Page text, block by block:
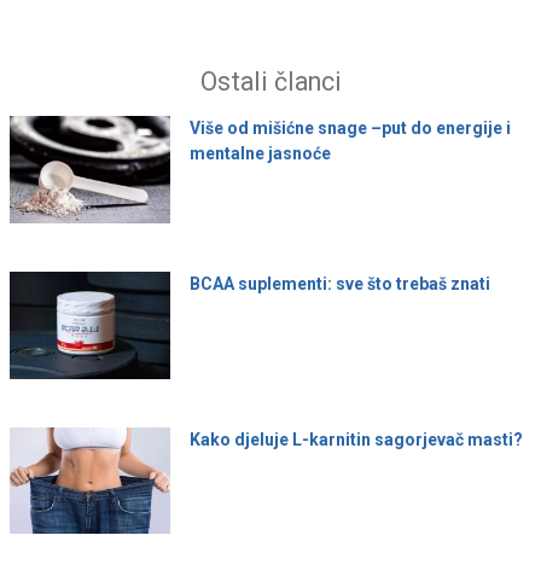
Ostali članci
Više od mišićne snage –put do energije i
mentalne jasnoće
BCAA suplementi: sve što trebaš znati
Kako djeluje L-karnitin sagorjevač masti?